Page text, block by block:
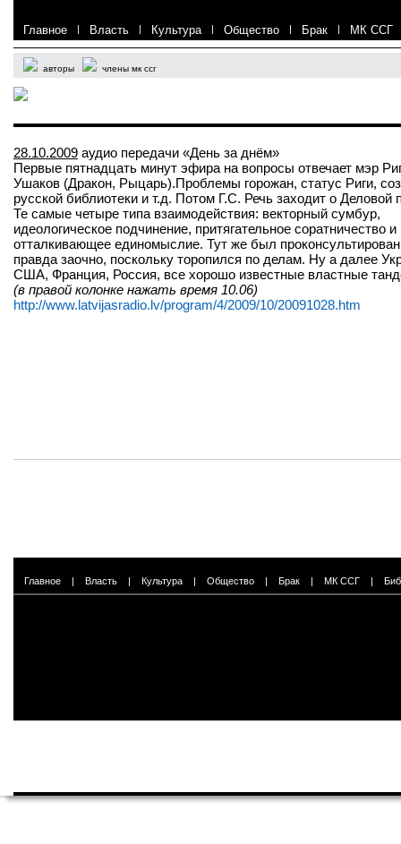
Главное | Власть | Культура | Общество | Брак | МК ССГ
авторы члены мк ссг
28.10.2009 аудио передачи «День за днём»
Первые пятнадцать минут эфира на вопросы отвечает мэр
Ушаков (Дракон, Рыцарь).Проблемы горожан, статус Риги,
русской библиотеки и т.д. Потом Г.С. Речь заходит о Деловой
Те самые четыре типа взаимодействия: векторный сумбур,
идеологическое подчинение, притягательное соратничество и
отталкивающее единомыслие. Тут же был
правда заочно, поскольку торопился по делам. Ну а далее
США, Франция, Россия, все хорошо известные властные
(в правой колонке нажать время 10.06)
http://www.latvijasradio.lv/program/4/2009/10/20091028.htm
Главное | Власть | Культура | Общество | Брак | МК ССГ |